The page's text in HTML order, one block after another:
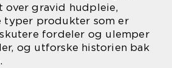
over gravid hudpleie,
typer produkter som er
fordeler og ulemper
og utforske historien bak